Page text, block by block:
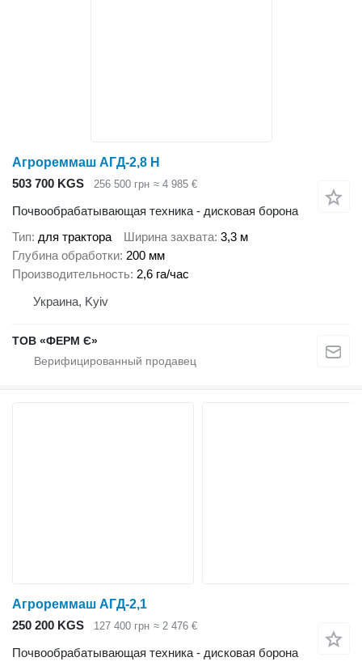
Агрореммаш АГД-2,8 Н
503 700 KGS
256 500 грн ≈ 4 985 €
Почвообрабатывающая техника - дисковая борона
Тип для трактора Ширина захвата 3,3 м
Глубина обработки 200 мм
Производительность 2,6 га/час
Украина, Kyiv
ТОВ «ФЕРМ Є»
Агрореммаш АГД-2,1
250 200 KGS
127 400 грн ≈ 2 476 €
Почвообрабатывающая техника - дисковая борона